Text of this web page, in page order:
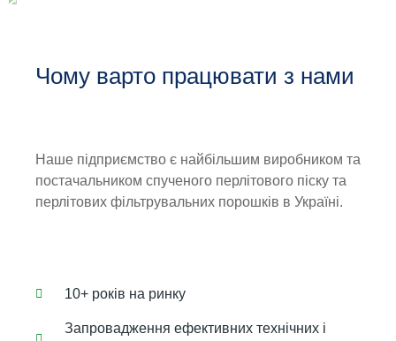
Чому варто працювати з нами
Наше підприємство є найбільшим виробником та
постачальником спученого перлітового піску та
перлітових фільтрувальних порошків в Україні.
10+ років на ринку
Запровадження ефективних технічних і